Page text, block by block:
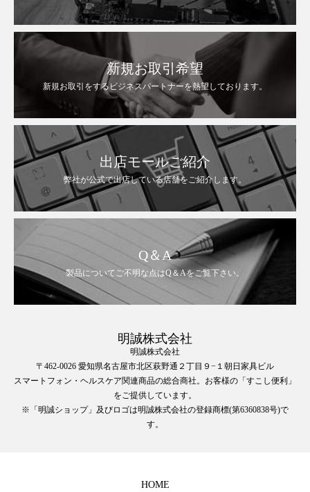
新規お取引希望
新規お取引をするビジネスパートナーを熱望しております。
出店モールご紹介
弊社が公式で出店している店舗をご紹介します。
Q＆A
製品についてご不明な点はQ＆Aをご覧下さい。
明誠株式会社
明誠株式会社
〒462-0026 愛知県名古屋市北区萩野通２丁目９−１朝日家具ビル
スマートフォン・ヘルスケア関連商品の総合商社。お客様の「すこし便利」
をご提供しています。
※「明誠ショップ」及びロゴは明誠株式会社の登録商標(第6360838号)で
す。
HOME